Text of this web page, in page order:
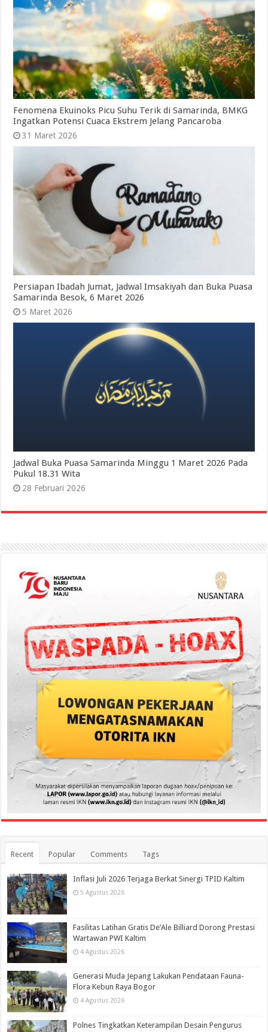
Fenomena Ekuinoks Picu Suhu Terik di Samarinda, BMKG
Ingatkan Potensi Cuaca Ekstrem Jelang Pancaroba
31 Maret 2026
Persiapan Ibadah Jumat, Jadwal Imsakiyah dan Buka Puasa
Samarinda Besok, 6 Maret 2026
5 Maret 2026
Jadwal Buka Puasa Samarinda Minggu 1 Maret 2026 Pada
Pukul 18.31 Wita
28 Februari 2026
Recent Popular Comments Tags
Inflasi Juli 2026 Terjaga Berkat Sinergi TPID Kaltim
5 Agustus 2026
Fasilitas Latihan Gratis De’Ale Billiard Dorong Prestasi
Wartawan PWI Kaltim
4 Agustus 2026
Generasi Muda Jepang Lakukan Pendataan Fauna-
Flora Kebun Raya Bogor
4 Agustus 2026
Polnes Tingkatkan Keterampilan Desain Pengurus